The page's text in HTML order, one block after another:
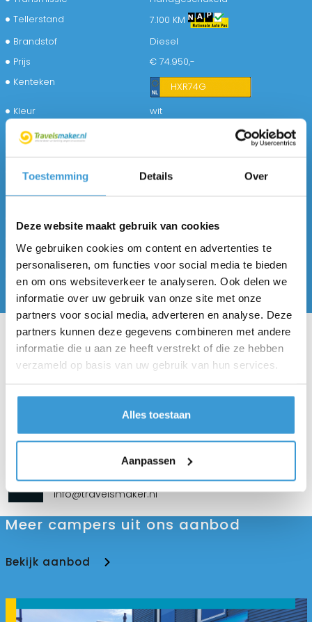
Toestemming Details Over
Deze website maakt gebruik van cookies
We gebruiken cookies om content en advertenties te
personaliseren, om functies voor social media te bieden
en om ons websiteverkeer te analyseren. Ook delen we
informatie over uw gebruik van onze site met onze
partners voor social media, adverteren en analyse. Deze
partners kunnen deze gegevens combineren met andere
informatie die u aan ze heeft verstrekt of die ze hebben
verzameld op basis van uw gebruik van hun services.
Alles toestaan
Aanpassen
Tellerstand
7.100 KM
Brandstof
Diesel
Prijs
€ 74.950,-
Kenteken
HXR74G
Kleur
wit
Bekleding
Emissieklasse
6
100% onderhouden?
Aantal slaapplaatsen
Lengte
5.99 meter
Voertuig delen
Telefoon
06 5025 8812
E-mail
info@travelsmaker.nl
Meer campers uit ons aanbod
Bekijk aanbod